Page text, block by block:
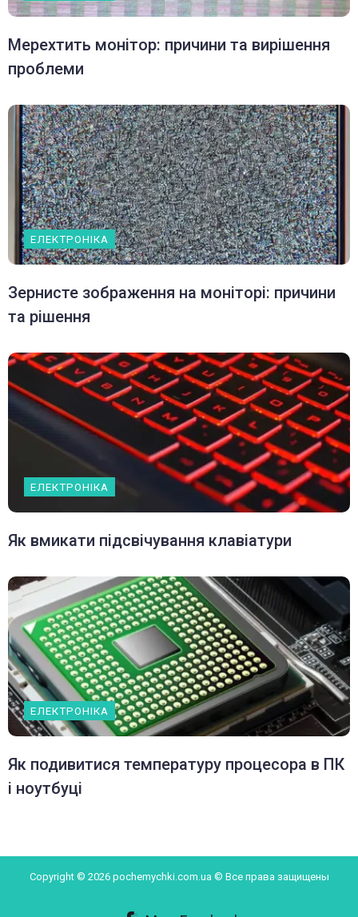
Мерехтить монітор: причини та вирішення
проблеми
ЕЛЕКТРОНІКА
Зернисте зображення на моніторі: причини
та рішення
ЕЛЕКТРОНІКА
Як вмикати підсвічування клавіатури
ЕЛЕКТРОНІКА
Як подивитися температуру процесора в ПК
і ноутбуці
Copyright © 2026 pochemychki.com.ua © Все права защищены